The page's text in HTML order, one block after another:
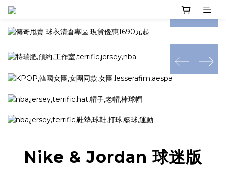
prev
next
prev
next
prev
next
Nike & Jordan 球迷版